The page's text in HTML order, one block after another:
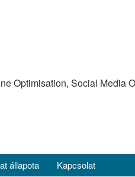
Optimisation, Social Media
állapota Kapcsolat